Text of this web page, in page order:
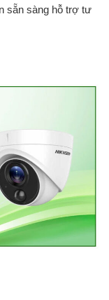
sẵn sàng hỗ trợ tư